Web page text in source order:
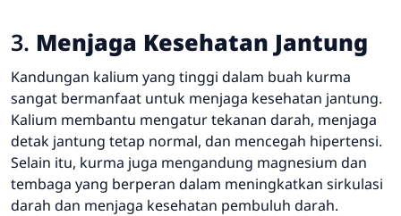
3. Menjaga Kesehatan Jantung
Kandungan kalium yang tinggi dalam buah kurma
sangat bermanfaat untuk menjaga kesehatan jantung.
Kalium membantu mengatur tekanan darah, menjaga
detak jantung tetap normal, dan mencegah hipertensi.
Selain itu, kurma juga mengandung magnesium dan
tembaga yang berperan dalam meningkatkan sirkulasi
darah dan menjaga kesehatan pembuluh darah.